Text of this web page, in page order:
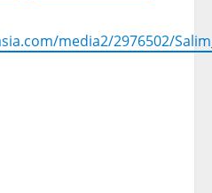
media2/2976502/